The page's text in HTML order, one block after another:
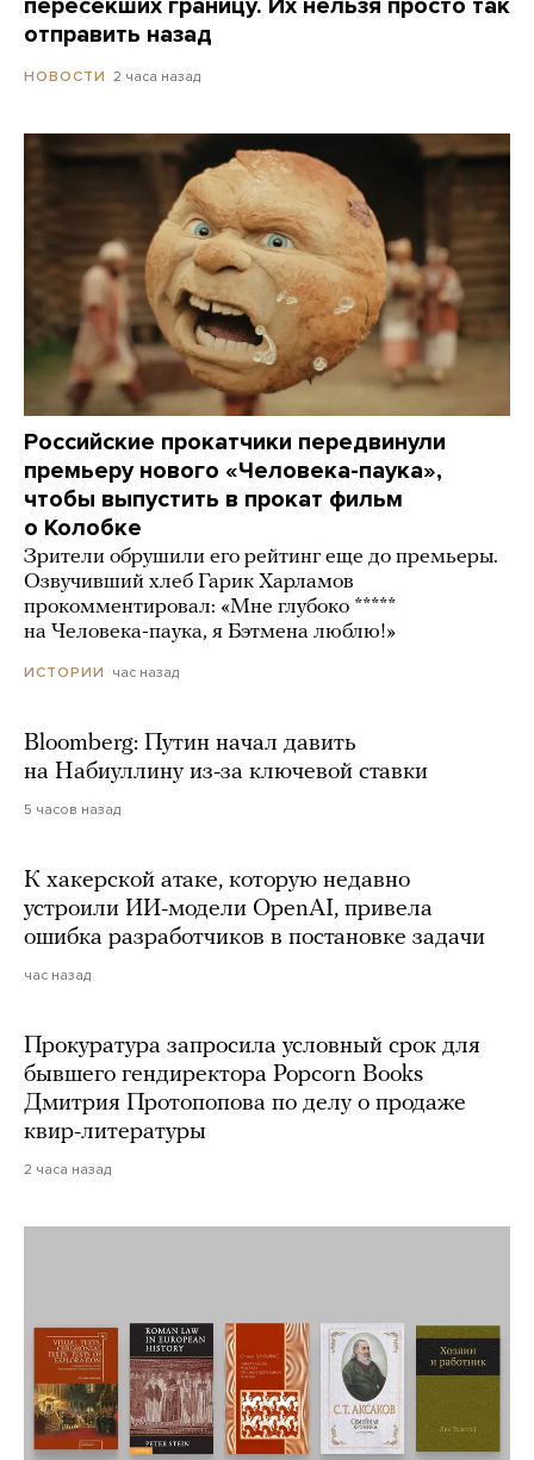
пересекших границу. Их нельзя просто так
отправить назад
НОВОСТИ 2 часа назад
Российские прокатчики передвинули
премьеру нового «Человека-паука»,
чтобы выпустить в прокат фильм
о Колобке
Зрители обрушили его рейтинг еще до премьеры.
Озвучивший хлеб Гарик Харламов
прокомментировал: «Мне глубоко *****
на Человека-паука, я Бэтмена люблю!»
ИСТОРИИ час назад
Bloomberg: Путин начал давить
на Набиуллину из-за ключевой ставки
5 часов назад
К хакерской атаке, которую недавно
устроили ИИ-модели OpenAI, привела
ошибка разработчиков в постановке задачи
час назад
Прокуратура запросила условный срок для
бывшего гендиректора Popcorn Books
Дмитрия Протопопова по делу о продаже
квир-литературы
2 часа назад